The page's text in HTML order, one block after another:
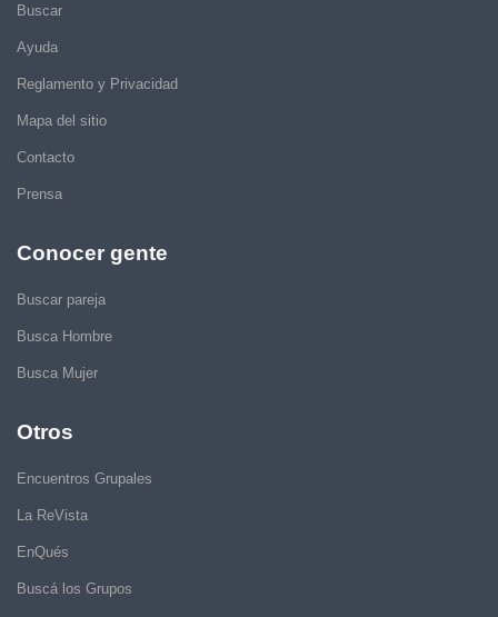
Buscar
Ayuda
Reglamento y Privacidad
Mapa del sitio
Contacto
Prensa
Conocer gente
Buscar pareja
Busca Hombre
Busca Mujer
Otros
Encuentros Grupales
La ReVista
EnQués
Buscá los Grupos